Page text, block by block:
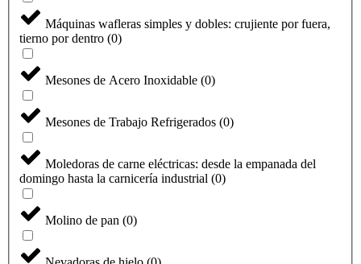
Máquinas wafleras simples y dobles: crujiente por fuera,
tierno por dentro (0)
Mesones de Acero Inoxidable (0)
Mesones de Trabajo Refrigerados (0)
Moledoras de carne eléctricas: desde la empanada del
domingo hasta la carnicería industrial (0)
Molino de pan (0)